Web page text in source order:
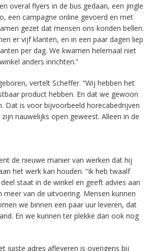
overal flyers in de bus gedaan, een jingle
een campagne online gevoerd en met
gezet dat mensen ons konden bellen.
er vijf klanten, en in een paar dagen liep
per dag. We kwamen helemaal niet
anders inrichten.”
vertelt Scheffer. “Wij hebben het
product hebben. En dat we gewoon
Dat is voor bijvoorbeeld horecabedrijven
nauwelijks open geweest. Alleen in de
de nieuwe manier van werken dat hij
het werk kan houden. “Ik heb twaalf
staat in de winkel en geeft advies aan
meer van de uitvoering. Mensen kunnen
we binnen een paar uur leveren, dat
En we kunnen ter plekke dan ook nog
juiste adres afleveren is overigens bij